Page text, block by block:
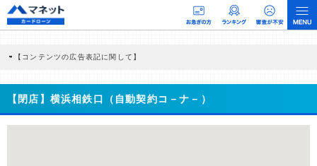
【コンテンツの広告表記に関して】
商品を根拠なくPRするものではなく、当編集部の調査／ユーザーへの口コミ収集な
どに基づき、公平性を担保した情報提供を行っています。
>提携企業一覧
【閉店】横浜相鉄口（自動契約コ－ナ－）